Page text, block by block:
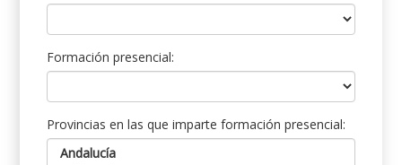
Formación presencial:
Provincias en las que imparte formación presencial: